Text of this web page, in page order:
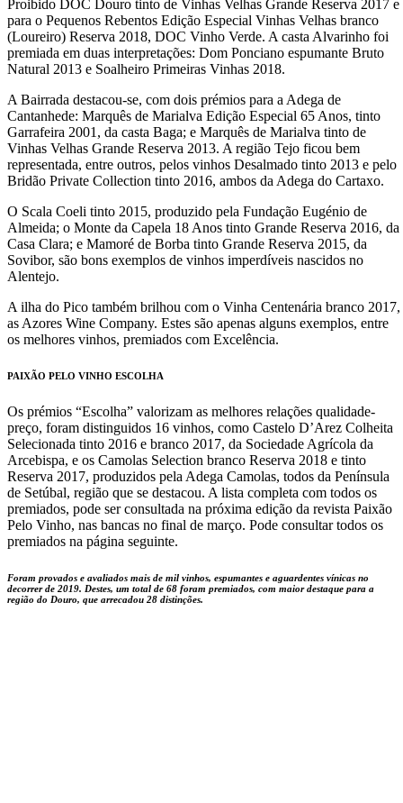
Proibido DOC Douro tinto de Vinhas Velhas Grande Reserva 2017 e
para o Pequenos Rebentos Edição Especial Vinhas Velhas branco
(Loureiro) Reserva 2018, DOC Vinho Verde. A casta Alvarinho foi
premiada em duas interpretações: Dom Ponciano espumante Bruto
Natural 2013 e Soalheiro Primeiras Vinhas 2018.
A Bairrada destacou-se, com dois prémios para a Adega de
Cantanhede: Marquês de Marialva Edição Especial 65 Anos, tinto
Garrafeira 2001, da casta Baga; e Marquês de Marialva tinto de
Vinhas Velhas Grande Reserva 2013. A região Tejo ficou bem
representada, entre outros, pelos vinhos Desalmado tinto 2013 e pelo
Bridão Private Collection tinto 2016, ambos da Adega do Cartaxo.
O Scala Coeli tinto 2015, produzido pela Fundação Eugénio de
Almeida; o Monte da Capela 18 Anos tinto Grande Reserva 2016, da
Casa Clara; e Mamoré de Borba tinto Grande Reserva 2015, da
Sovibor, são bons exemplos de vinhos imperdíveis nascidos no
Alentejo.
A ilha do Pico também brilhou com o Vinha Centenária branco 2017,
as Azores Wine Company. Estes são apenas alguns exemplos, entre
os melhores vinhos, premiados com Excelência.
PAIXÃO PELO VINHO ESCOLHA
Os prémios “Escolha” valorizam as melhores relações qualidade-
preço, foram distinguidos 16 vinhos, como Castelo D’Arez Colheita
Selecionada tinto 2016 e branco 2017, da Sociedade Agrícola da
Arcebispa, e os Camolas Selection branco Reserva 2018 e tinto
Reserva 2017, produzidos pela Adega Camolas, todos da Península
de Setúbal, região que se destacou. A lista completa com todos os
premiados, pode ser consultada na próxima edição da revista Paixão
Pelo Vinho, nas bancas no final de março. Pode consultar todos os
premiados na página seguinte.
Foram provados e avaliados mais de mil vinhos, espumantes e aguardentes vínicas no
decorrer de 2019. Destes, um total de 68 foram premiados, com maior destaque para a
região do Douro, que arrecadou 28 distinções.